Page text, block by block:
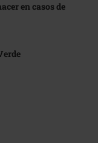
en casos de